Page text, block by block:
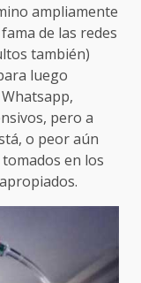
ampliamente
de las redes
también)
luego
pero a
o peor aún
en los